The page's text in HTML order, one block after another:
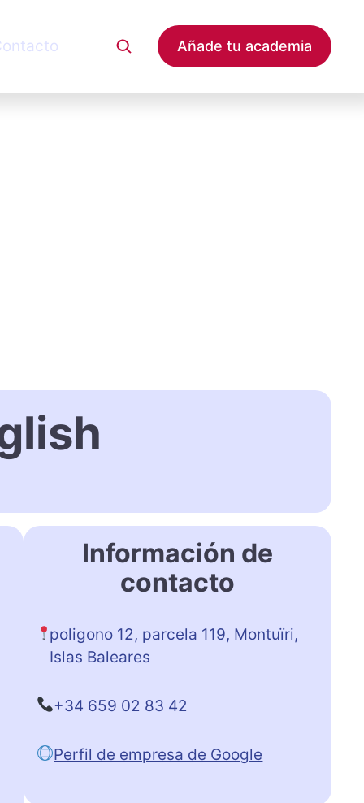
Añade tu academia
Información de
contacto
poligono 12, parcela 119, Montuïri,
Islas Baleares
+34 659 02 83 42
Perfil de empresa de Google